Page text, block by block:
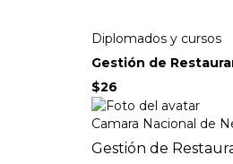
Diplomados y cursos
Gestión de
$26
Camara Nacional de
Gestión de